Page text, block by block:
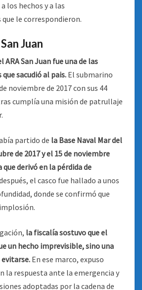
los hechos y a las
le correspondieron.
Juan
San Juan fue una de las
sacudió al pais. El submarino
noviembre de 2017 con sus 44
cumplía una misión de patrullaje
partido de la Base Naval Mar del
de 2017 y el 15 de noviembre
derivó en la pérdida de
el casco fue hallado a unos
donde se confirmó que
la fiscalía sostuvo que el
un hecho imprevisible, sino una
En ese marco, expuso
la respuesta ante la emergencia y
adoptadas por la cadena de